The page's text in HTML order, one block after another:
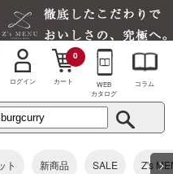
ログイン カート
0
WEB
カタログ
コラム
ト 新商品 SALE Z's >